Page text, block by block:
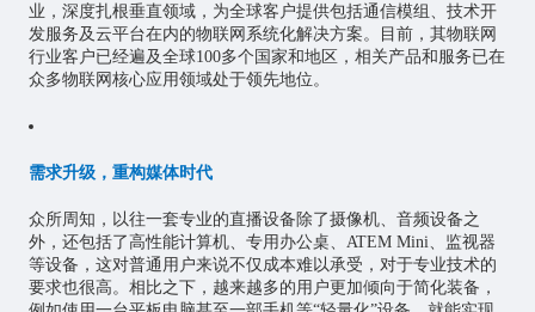
业，深度扎根垂直领域，为全球客户提供包括通信模组、技术开
发服务及云平台在内的物联网系统化解决方案。目前，其物联网
行业客户已经遍及全球100多个国家和地区，相关产品和服务已在
众多物联网核心应用领域处于领先地位。
需求升级，重构媒体时代
众所周知，以往一套专业的直播设备除了摄像机、音频设备之
外，还包括了高性能计算机、专用办公桌、ATEM Mini、监视器
等设备，这对普通用户来说不仅成本难以承受，对于专业技术的
要求也很高。相比之下，越来越多的用户更加倾向于简化装备，